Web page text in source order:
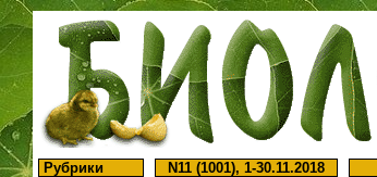
Рубрики N11 (1001), 1-30.11.2018